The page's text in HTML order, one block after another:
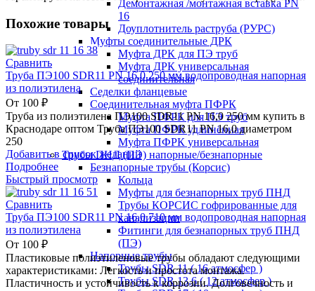
Демонтажная /монтажная вставка PN
16
Доуплотнитель раструба (РУРС)
Муфты соединительные ДРК
Муфта ДРК для ПЭ труб
Муфта ДРК универсальная
соединительная
Седелки фланцевые
Соединительная муфта ПФРК
Муфта ПФРК для ПЭ труб
Муфта ПФРК удлинённая
Муфта ПФРК универсальная
Трубы ПНД (ПЭ) напорные/безнапорные
Безнапорные трубы (Корсис)
Кольца
Муфты для безнапорных труб ПНД
Трубы КОРСИС гофрированные для
канализации
Фитинги для безнапорных труб ПНД
(ПЭ)
Напорные трубы
Трубы SDR 11 ( 16 атмосфер )
Трубы SDR 13,6 ( 12 атмосфер )
Похожие товары
Сравнить
Труба ПЭ100 SDR11 PN 16,0 250 мм водопроводная напорная
из полиэтилена
От 100 ₽
Труба из полиэтилена ПЭ100 SDR11 PN 16,0 250 мм купить в
Краснодаре оптом Труба ПЭ100 SDR11 PN 16,0 диаметром
250
Добавить в список желаний
Подробнее
Быстрый просмотр
Сравнить
Труба ПЭ100 SDR11 PN 16,0 710 мм водопроводная напорная
из полиэтилена
От 100 ₽
Пластиковые полиэтиленовые трубы обладают следующими
характеристиками: Легкость и простота монтажа.
Пластичность и устойчивость к коррозии. Долговечность и